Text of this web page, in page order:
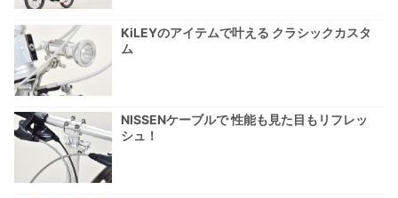
KiLEYのアイテムで叶える クラシックカスタ
ム
NISSENケーブルで 性能も見た目もリフレッ
シュ！